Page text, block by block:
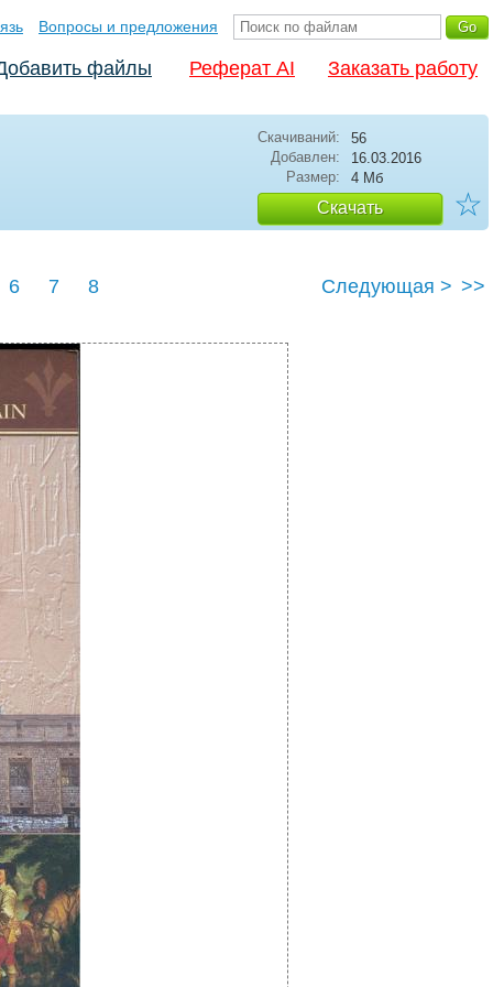
Вопросы и предложения
файлы Реферат AI Заказать работу
Скачиваний:
56
Добавлен:
16.03.2016
Размер:
4 Мб
Скачать ☆
6 7 8 Следующая > >>